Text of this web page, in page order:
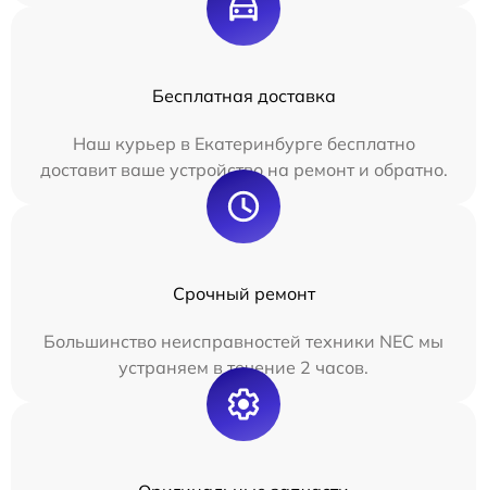
Бесплатная доставка
Наш курьер в Екатеринбурге бесплатно
доставит ваше устройство на ремонт и обратно.
Срочный ремонт
Большинство неисправностей техники NEC мы
устраняем в течение 2 часов.